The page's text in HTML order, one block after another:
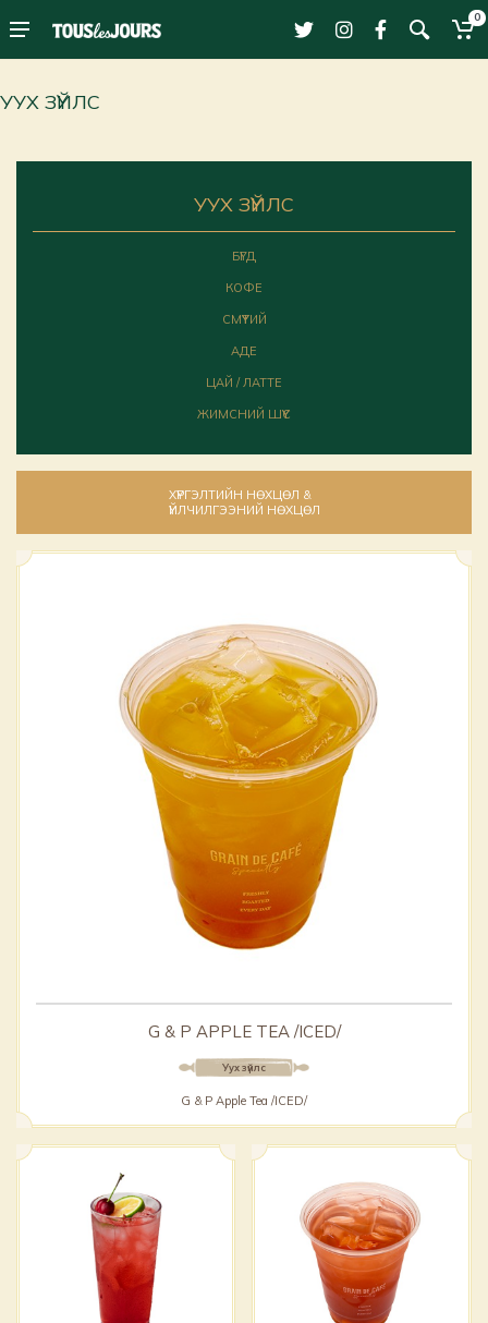
0
УУХ ЗҮЙЛС
УУХ ЗҮЙЛС
БҮГД
КОФЕ
СМҮҮТИЙ
АДЕ
ЦАЙ / ЛАТТЕ
ЖИМСНИЙ ШҮҮС
ХҮРГЭЛТИЙН НӨХЦӨЛ &
ҮЙЛЧИЛГЭЭНИЙ НӨХЦӨЛ
Уух зүйлс
G & P APPLE TEA /ICED/
G & P Apple Tea /ICED/